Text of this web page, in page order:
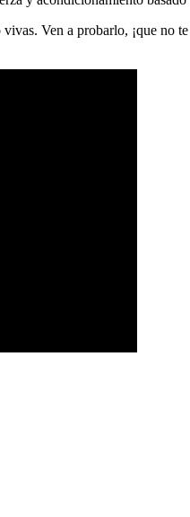
Ven a probarlo, ¡que no